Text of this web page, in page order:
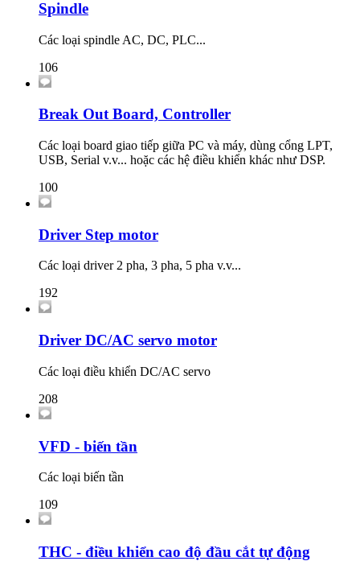
Spindle
Các loại spindle AC, DC, PLC...
106
Break Out Board, Controller
Các loại board giao tiếp giữa PC và máy, dùng cổng LPT,
USB, Serial v.v... hoặc các hệ điều khiển khác như DSP.
100
Driver Step motor
Các loại driver 2 pha, 3 pha, 5 pha v.v...
192
Driver DC/AC servo motor
Các loại điều khiển DC/AC servo
208
VFD - biến tần
Các loại biến tần
109
THC - điều khiển cao độ đầu cắt tự động